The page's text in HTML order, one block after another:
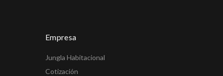
Empresa
Jungla Habitacional
Cotización